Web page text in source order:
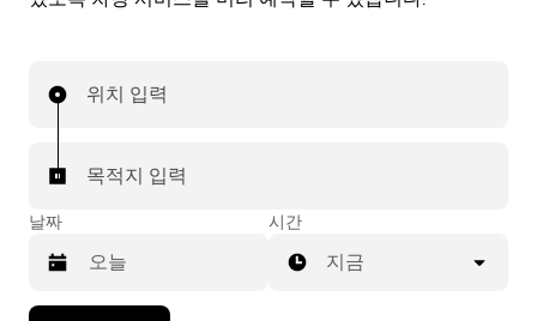
위치 입력
목적지 입력
날짜 시간
지금